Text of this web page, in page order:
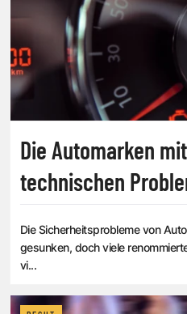
Die Automarken
technischen
Die Sicherheitsprobleme von
gesunken, doch viele
vi...